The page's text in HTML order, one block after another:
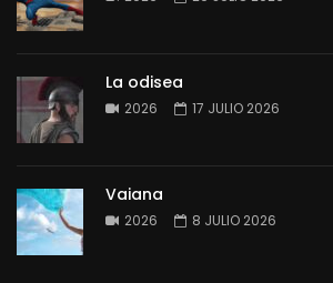
La odisea
2026 17 JULIO 2026
Vaiana
2026 8 JULIO 2026